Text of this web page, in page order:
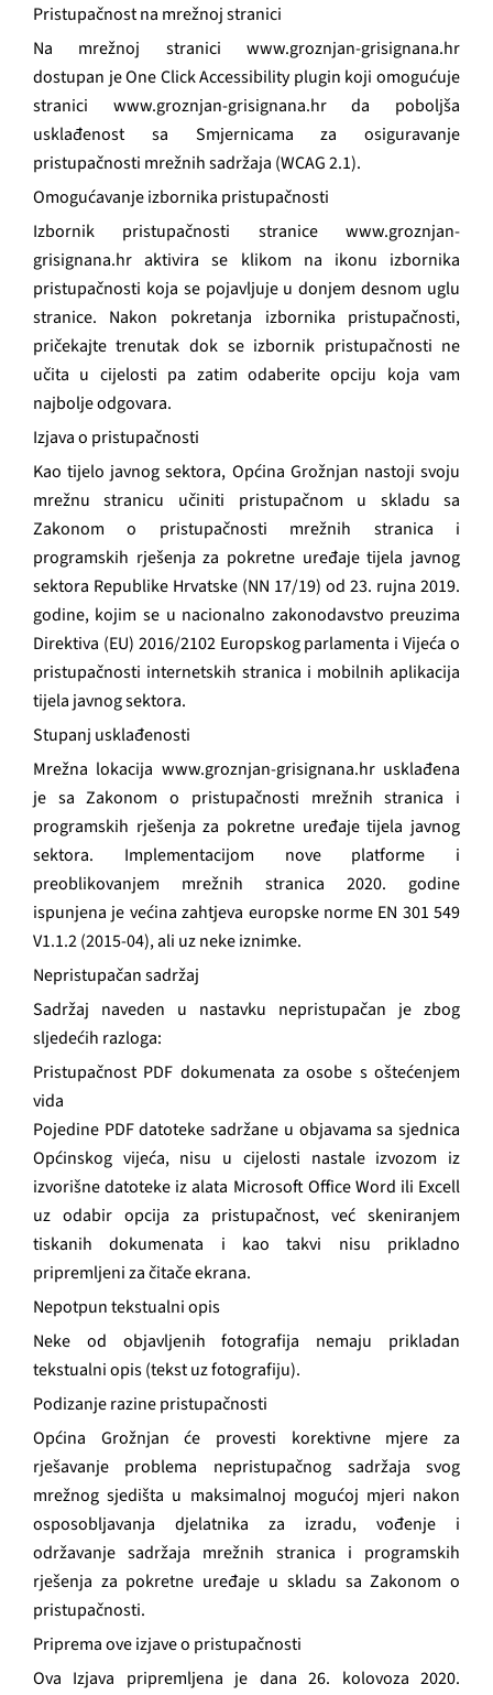
Pristupačnost na mrežnoj stranici
Na mrežnoj stranici www.groznjan-grisignana.hr
dostupan je One Click Accessibility plugin koji omogućuje
stranici www.groznjan-grisignana.hr da poboljša
usklađenost sa Smjernicama za osiguravanje
pristupačnosti mrežnih sadržaja (WCAG 2.1).
Omogućavanje izbornika pristupačnosti
Izbornik pristupačnosti stranice www.groznjan-
grisignana.hr aktivira se klikom na ikonu izbornika
pristupačnosti koja se pojavljuje u donjem desnom uglu
stranice. Nakon pokretanja izbornika pristupačnosti,
pričekajte trenutak dok se izbornik pristupačnosti ne
učita u cijelosti pa zatim odaberite opciju koja vam
najbolje odgovara.
Izjava o pristupačnosti
Kao tijelo javnog sektora, Općina Grožnjan nastoji svoju
mrežnu stranicu učiniti pristupačnom u skladu sa
Zakonom o pristupačnosti mrežnih stranica i
programskih rješenja za pokretne uređaje tijela javnog
sektora Republike Hrvatske (NN 17/19) od 23. rujna 2019.
godine, kojim se u nacionalno zakonodavstvo preuzima
Direktiva (EU) 2016/2102 Europskog parlamenta i Vijeća o
pristupačnosti internetskih stranica i mobilnih aplikacija
tijela javnog sektora.
Stupanj usklađenosti
Mrežna lokacija www.groznjan-grisignana.hr usklađena
je sa Zakonom o pristupačnosti mrežnih stranica i
programskih rješenja za pokretne uređaje tijela javnog
sektora. Implementacijom nove platforme i
preoblikovanjem mrežnih stranica 2020. godine
ispunjena je većina zahtjeva europske norme EN 301 549
V1.1.2 (2015-04), ali uz neke iznimke.
Nepristupačan sadržaj
Sadržaj naveden u nastavku nepristupačan je zbog
sljedećih razloga:
Pristupačnost PDF dokumenata za osobe s oštećenjem
vida
Pojedine PDF datoteke sadržane u objavama sa sjednica
Općinskog vijeća, nisu u cijelosti nastale izvozom iz
izvorišne datoteke iz alata Microsoft Office Word ili Excell
uz odabir opcija za pristupačnost, već skeniranjem
tiskanih dokumenata i kao takvi nisu prikladno
pripremljeni za čitače ekrana.
Nepotpun tekstualni opis
Neke od objavljenih fotografija nemaju prikladan
tekstualni opis (tekst uz fotografiju).
Podizanje razine pristupačnosti
Općina Grožnjan će provesti korektivne mjere za
rješavanje problema nepristupačnog sadržaja svog
mrežnog sjedišta u maksimalnoj mogućoj mjeri nakon
osposobljavanja djelatnika za izradu, vođenje i
održavanje sadržaja mrežnih stranica i programskih
rješenja za pokretne uređaje u skladu sa Zakonom o
pristupačnosti.
Priprema ove izjave o pristupačnosti
Ova Izjava pripremljena je dana 26. kolovoza 2020.